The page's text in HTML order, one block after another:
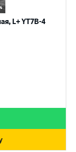
L+ YT7B-4